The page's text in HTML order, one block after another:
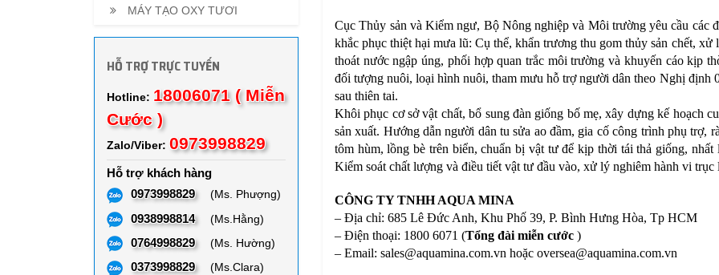
Cục Thủy sản và Kiểm ngư, Bộ Nông nghiệp và Môi trường yêu cầu các
khắc phục thiệt hại mưa lũ: Cụ thể, khẩn trương thu gom thủy sản chết,
thoát nước ngập úng, phối hợp quan trắc môi trường và khuyến cáo kịp
đối tượng nuôi, loại hình nuôi, tham mưu hỗ trợ người dân theo Nghị định
sau thiên tai.
Khôi phục cơ sở vật chất, bổ sung đàn giống bố mẹ, xây dựng kế hoạch
sản xuất. Hướng dẫn người dân tu sửa ao đầm, gia cố công trình phụ trợ,
tôm hùm, lồng bè trên biển, chuẩn bị vật tư để kịp thời tái thả giống,
Kiểm soát chất lượng và điều tiết vật tư đầu vào, xử lý nghiêm hành vi
CÔNG TY TNHH AQUA MINA
– Địa chỉ: 685 Lê Đức Anh, Khu Phố 39, P. Bình Hưng Hòa, Tp HCM
– Điện thoại: 1800 6071 (Tổng đài miễn cước )
– Email: sales@aquamina.com.vn hoặc oversea@aquamina.com.vn
MÁY TẠO OXY TƯƠI
HỖ TRỢ TRỰC TUYẾN
Hotline: 18006071 ( Miễn
Cước )
Zalo/Viber: 0973998829
Hỗ trợ khách hàng
0973998829
(Ms. Phượng)
0938998814 (Ms.Hằng)
0764998829 (Ms. Hường)
0373998829 (Ms.Clara)